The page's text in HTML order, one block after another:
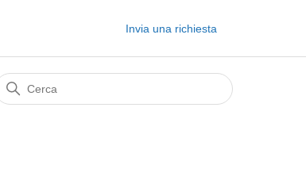
Invia una richiesta